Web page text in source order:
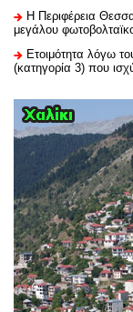
H Περιφέρεια
μεγάλου
Ετοιμότητα λόγω
(κατηγορία 3) που